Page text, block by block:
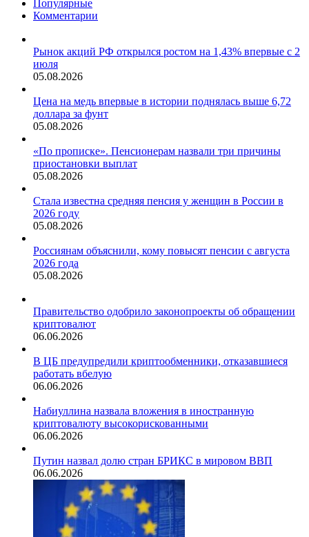
Популярные
Комментарии
Рынок акций РФ открылся ростом на 1,43% впервые с 2
июля
05.08.2026
Цена на медь впервые в истории поднялась выше 6,72
доллара за фунт
05.08.2026
«По прописке». Пенсионерам назвали три причины
приостановки выплат
05.08.2026
Стала известна средняя пенсия у женщин в России в
2026 году
05.08.2026
Россиянам объяснили, кому повысят пенсии с августа
2026 года
05.08.2026
Правительство одобрило законопроекты об обращении
криптовалют
06.06.2026
В ЦБ предупредили криптообменники, отказавшиеся
работать вбелую
06.06.2026
Набиуллина назвала вложения в иностранную
криптовалюту высокорискованными
06.06.2026
Путин назвал долю стран БРИКС в мировом ВВП
06.06.2026